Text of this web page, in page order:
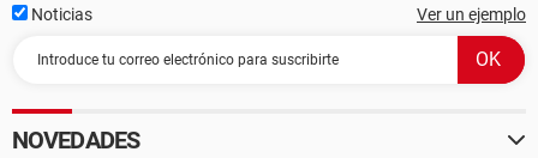
Noticias Ver un ejemplo
NOVEDADES